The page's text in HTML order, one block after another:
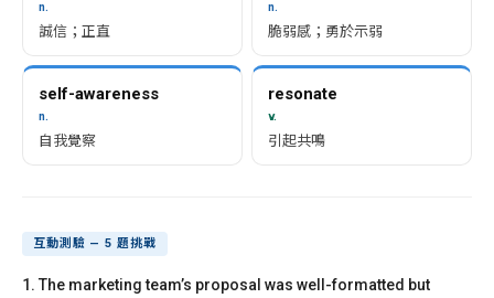
n.
誠信；正直
n.
脆弱感；勇於示弱
self-awareness
n.
自我覺察
resonate
v.
引起共鳴
互動測驗 — 5 題挑戰
1. The marketing team’s proposal was well-formatted but